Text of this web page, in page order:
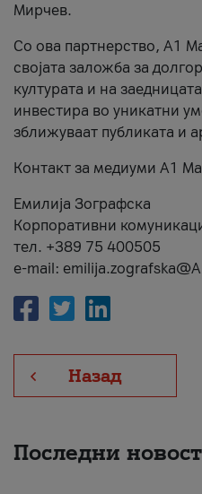
Мирчев.
Со ова партнерство, A1
својата заложба за
културата и на
инвестира во уникатни
зближуваат публиката и
Контакт за медиуми А1
Емилија Зографска
Корпоративни
тел. +389 75 400505
e-mail:
Назад
Последни